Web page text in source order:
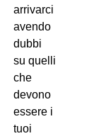
arrivarci
avendo
dubbi
su quelli
che
devono
essere i
tuoi